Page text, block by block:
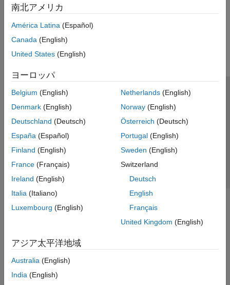
南北アメリカ
América Latina (Español)
Canada (English)
United States (English)
ヨーロッパ
Belgium (English)
Denmark (English)
Deutschland (Deutsch)
España (Español)
Finland (English)
France (Français)
Ireland (English)
Italia (Italiano)
Luxembourg (English)
Netherlands(English)
Norway(English)
Österreich (Deutsch)
Portugal(English)
Sweden (English)
Switzerland
Deutsch
English
Français
United Kingdom (English)
アジア太平洋地域
Australia (English)
India (English)
トラストセンター
プライバシー ポリシー
違法コピー防止
アプリケーション ステータス
© 1994-2026 The MathWorks, Inc.